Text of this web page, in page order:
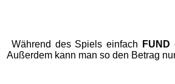
Während des Spiels einfach FUND
Außerdem kann man so den Betrag